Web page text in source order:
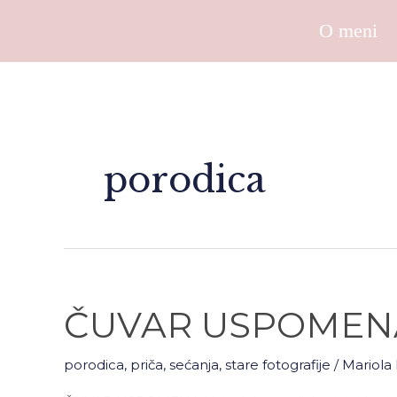
content
O meni
porodica
ČUVAR
porodica, priča, sećanja, stare fotografije / Mariola
USPOMENA